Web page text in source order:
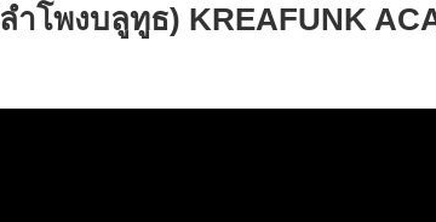
ำโพงบลูทูธ) KREAFUNK